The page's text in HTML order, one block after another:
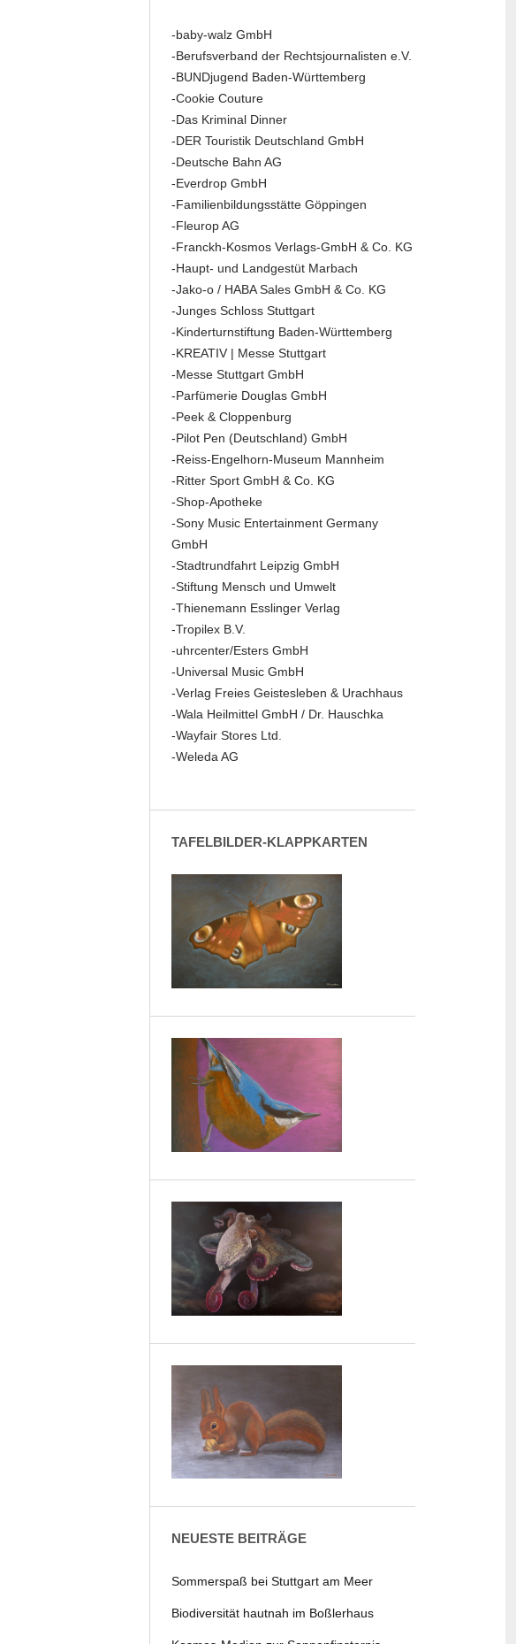
-baby-walz GmbH
-Berufsverband der Rechtsjournalisten e.V.
-BUNDjugend Baden-Württemberg
-Cookie Couture
-Das Kriminal Dinner
-DER Touristik Deutschland GmbH
-Deutsche Bahn AG
-Everdrop GmbH
-Familienbildungsstätte Göppingen
-Fleurop AG
-Franckh-Kosmos Verlags-GmbH & Co. KG
-Haupt- und Landgestüt Marbach
-Jako-o / HABA Sales GmbH & Co. KG
-Junges Schloss Stuttgart
-Kinderturnstiftung Baden-Württemberg
-KREATIV | Messe Stuttgart
-Messe Stuttgart GmbH
-Parfümerie Douglas GmbH
-Peek & Cloppenburg
-Pilot Pen (Deutschland) GmbH
-Reiss-Engelhorn-Museum Mannheim
-Ritter Sport GmbH & Co. KG
-Shop-Apotheke
-Sony Music Entertainment Germany
GmbH
-Stadtrundfahrt Leipzig GmbH
-Stiftung Mensch und Umwelt
-Thienemann Esslinger Verlag
-Tropilex B.V.
-uhrcenter/Esters GmbH
-Universal Music GmbH
-Verlag Freies Geistesleben & Urachhaus
-Wala Heilmittel GmbH / Dr. Hauschka
-Wayfair Stores Ltd.
-Weleda AG
TAFELBILDER-KLAPPKARTEN
NEUESTE BEITRÄGE
Sommerspaß bei Stuttgart am Meer
Biodiversität hautnah im Boßlerhaus